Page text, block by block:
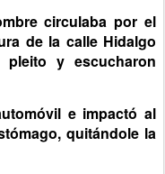
circulaba por el
de la calle Hidalgo
y escucharon
e impactó al
quitándole la